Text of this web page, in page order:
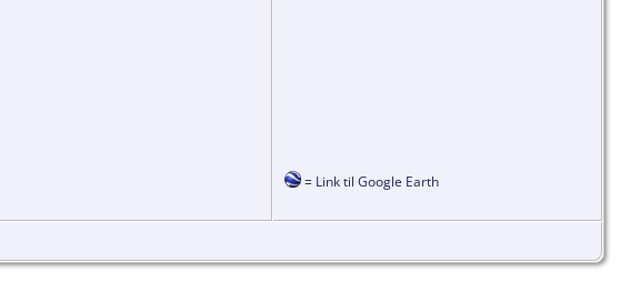
= Link til Google Earth